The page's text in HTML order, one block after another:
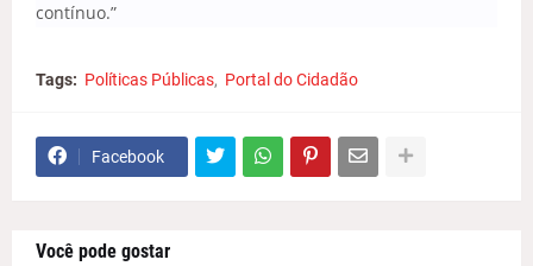
contínuo.”
Tags: Políticas Públicas Portal do Cidadão
Facebook
Você pode gostar